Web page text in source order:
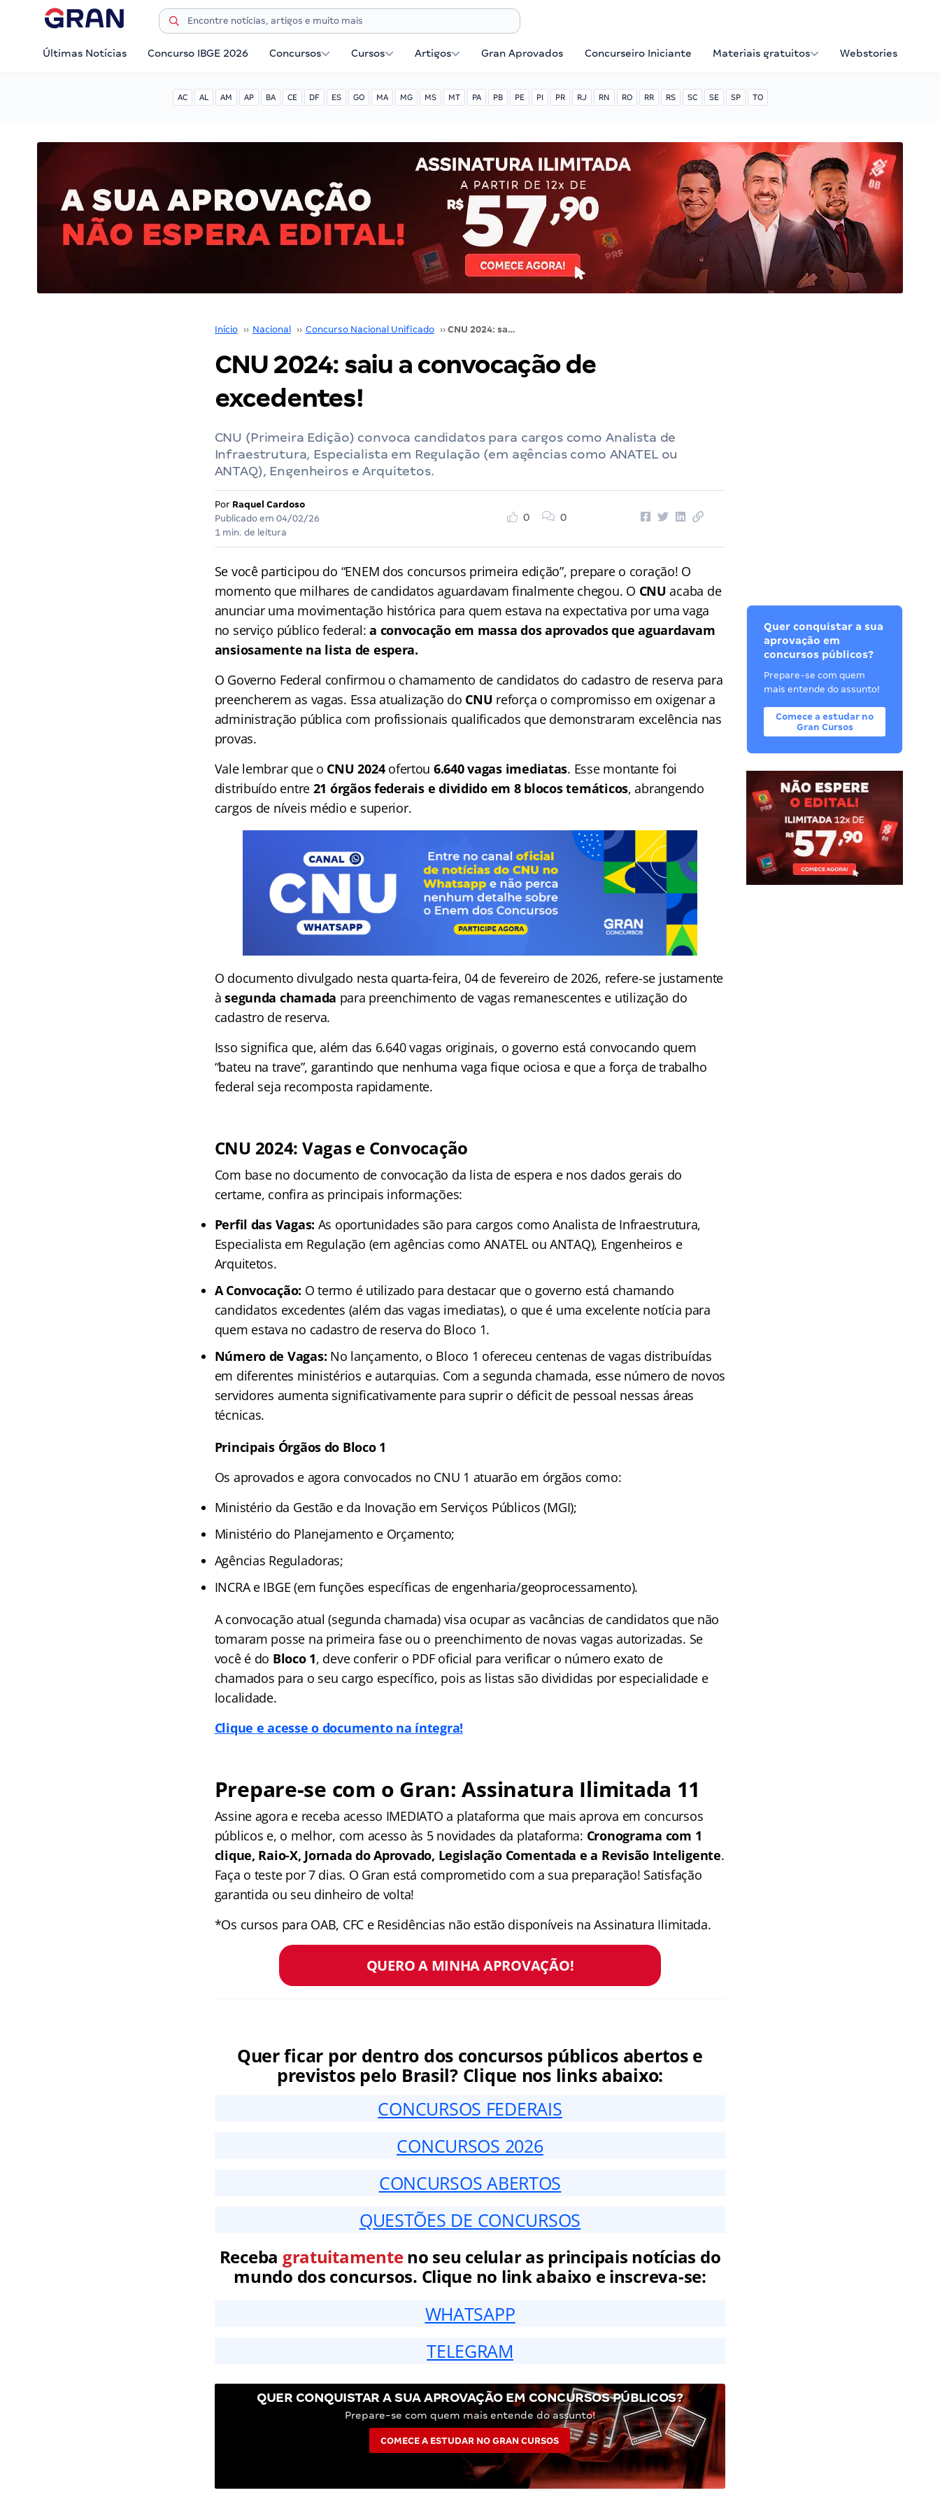
Últimas Notícias Concurso IBGE 2026 Concursos Cursos Artigos Gran Aprovados Concurseiro Iniciante Materiais gratuitos Webstories
AC AL AM AP BA CE DF ES GO MA MG MS MT PA PB PE PI PR RJ RN RO RR RS SC SE SP TO
Início ›› Nacional ›› Concurso Nacional Unificado ›› CNU 2024: saiu a convocação de excedentes!
CNU 2024: saiu a convocação de
excedentes!
CNU (Primeira Edição) convoca candidatos para cargos como Analista de
Infraestrutura, Especialista em Regulação (em agências como ANATEL ou
ANTAQ), Engenheiros e Arquitetos.
Por Raquel Cardoso
Publicado em 04/02/26
1 min. de leitura
0 0
Se você participou do “ENEM dos concursos primeira edição”, prepare o coração! O
momento que milhares de candidatos aguardavam finalmente chegou. O CNU acaba de
anunciar uma movimentação histórica para quem estava na expectativa por uma vaga
no serviço público federal: a convocação em massa dos aprovados que aguardavam
ansiosamente na lista de espera.
O Governo Federal confirmou o chamamento de candidatos do cadastro de reserva para
preencherem as vagas. Essa atualização do CNU reforça o compromisso em oxigenar a
administração pública com profissionais qualificados que demonstraram excelência nas
provas.
Vale lembrar que o CNU 2024ofertou 6.640 vagas imediatas. Esse montante foi
distribuído entre 21 órgãos federais e dividido em 8 blocos temáticos, abrangendo
cargos de níveis médio e superior.
O documento divulgado nesta quarta-feira, 04 de fevereiro de 2026, refere-se justamente
àsegunda chamada para preenchimento de vagas remanescentes e utilização do
cadastro de reserva.
Isso significa que, além das 6.640 vagas originais, o governo está convocando quem
“bateu na trave”, garantindo que nenhuma vaga fique ociosa e que a força de trabalho
federal seja recomposta rapidamente.
CNU 2024: Vagas e Convocação
Com base no documento de convocação da lista de espera e nos dados gerais do
certame, confira as principais informações:
Perfil das Vagas: As oportunidades são para cargos como Analista de Infraestrutura,
Especialista em Regulação (em agências como ANATEL ou ANTAQ), Engenheiros e
Arquitetos.
A Convocação: O termo é utilizado para destacar que o governo está chamando
candidatos excedentes (além das vagas imediatas), o que é uma excelente notícia para
quem estava no cadastro de reserva do Bloco 1.
Número de Vagas: No lançamento, o Bloco 1 ofereceu centenas de vagas distribuídas
em diferentes ministérios e autarquias. Com a segunda chamada, esse número de novos
servidores aumenta significativamente para suprir o déficit de pessoal nessas áreas
técnicas.
Principais Órgãos do Bloco 1
Os aprovados e agora convocados no CNU 1 atuarão em órgãos como:
Ministério da Gestão e da Inovação em Serviços Públicos (MGI);
Ministério do Planejamento e Orçamento;
Agências Reguladoras;
INCRA e IBGE (em funções específicas de engenharia/geoprocessamento).
A convocação atual (segunda chamada) visa ocupar as vacâncias de candidatos que não
tomaram posse na primeira fase ou o preenchimento de novas vagas autorizadas. Se
você é do Bloco 1, deve conferir o PDF oficial para verificar o número exato de
chamados para o seu cargo específico, pois as listas são divididas por especialidade e
localidade.
Clique e acesse o documento na íntegra!
Prepare-se com o Gran: Assinatura Ilimitada 11
Assine agora e receba acesso IMEDIATO a plataforma que mais aprova em concursos
públicos e, o melhor, com acesso às 5 novidades da plataforma: Cronograma com 1
clique, Raio-X, Jornada do Aprovado, Legislação Comentada e a Revisão Inteligente.
Faça o teste por 7 dias. O Gran está comprometido com a sua preparação! Satisfação
garantida ou seu dinheiro de volta!
*Os cursos para OAB, CFC e Residências não estão disponíveis na Assinatura Ilimitada.
QUERO A MINHA APROVAÇÃO!
Quer ficar por dentro dos concursos públicos abertos e
previstos pelo Brasil? Clique nos links abaixo:
CONCURSOS FEDERAIS
CONCURSOS 2026
CONCURSOS ABERTOS
QUESTÕES DE CONCURSOS
Receba gratuitamenteno seu celular as principais notícias do
mundo dos concursos. Clique no link abaixo e inscreva-se:
WHATSAPP
TELEGRAM
QUER CONQUISTAR A SUA APROVAÇÃO EM CONCURSOS PÚBLICOS?
Prepare-se com quem mais entende do assunto!
COMECE A ESTUDAR NO GRAN CURSOS
Quer conquistar a sua
aprovação em
concursos públicos?
Prepare-se com quem
mais entende do assunto!
Comece a estudar no
Gran Cursos